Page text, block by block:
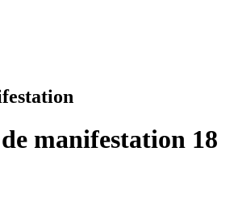
manifestation 18